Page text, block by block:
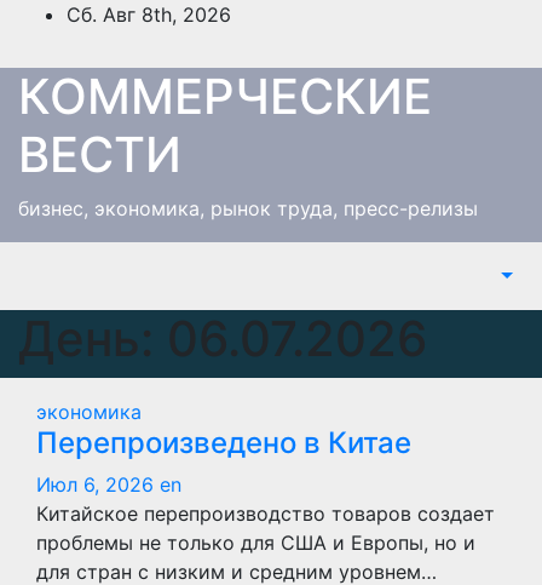
Перейти
содержимому
Сб. Авг 8th, 2026
КОММЕРЧЕСКИЕ
ВЕСТИ
бизнес, экономика, рынок труда, пресс-релизы
День: 06.07.2026
экономика
Перепроизведено в Китае
Июл 6, 2026 en
Китайское перепроизводство товаров создает
проблемы не только для США и Европы, но и
для стран с низким и средним уровнем…